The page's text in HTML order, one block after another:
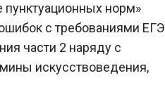
норм»
с требованиями ЕГЭ
части 2 наряду с
искусствоведения,